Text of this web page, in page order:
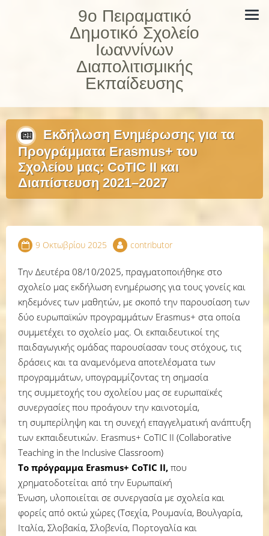
9ο Πειραματικό
Δημοτικό Σχολείο
Ιωαννίνων
Διαπολιτισμικής
Εκπαίδευσης
Εκδήλωση Ενημέρωσης για τα
Προγράμματα Erasmus+ του
Σχολείου μας: CoTIC II και
Διαπίστευση 2021–2027
9 Οκτωβρίου 2025 contributor
Την Δευτέρα 08/10/2025, πραγματοποιήθηκε στο
σχολείο μας εκδήλωση ενημέρωσης για τους γονείς και
κηδεμόνες των μαθητών, με σκοπό την παρουσίαση των
δύο ευρωπαϊκών προγραμμάτων Erasmus+ στα οποία
συμμετέχει το σχολείο μας. Οι εκπαιδευτικοί της
παιδαγωγικής ομάδας παρουσίασαν τους στόχους, τις
δράσεις και τα αναμενόμενα αποτελέσματα των
προγραμμάτων, υπογραμμίζοντας τη σημασία
της συμμετοχής του σχολείου μας σε ευρωπαϊκές
συνεργασίες που προάγουν την καινοτομία,
τη συμπερίληψη και τη συνεχή επαγγελματική ανάπτυξη
των εκπαιδευτικών. Erasmus+ CoTIC II (Collaborative
Teaching in the Inclusive Classroom)
Το πρόγραμμα Erasmus+ CoTIC II, που
χρηματοδοτείται από την Ευρωπαϊκή
Ένωση, υλοποιείται σε συνεργασία με σχολεία και
φορείς από οκτώ χώρες (Τσεχία, Ρουμανία, Βουλγαρία,
Ιταλία, Σλοβακία, Σλοβενία, Πορτογαλία και